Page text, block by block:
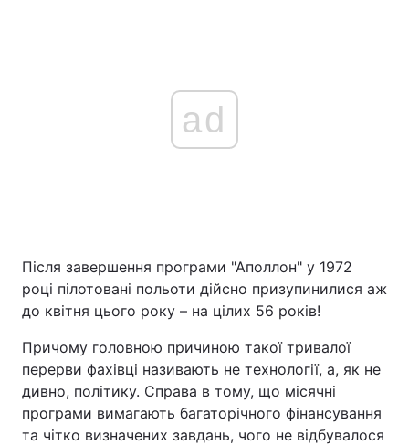
ad
Після завершення програми "Аполлон" у 1972
році пілотовані польоти дійсно призупинилися аж
до квітня цього року – на цілих 56 років!
Причому головною причиною такої тривалої
перерви фахівці називають не технології, а, як не
дивно, політику. Справа в тому, що місячні
програми вимагають багаторічного фінансування
та чітко визначених завдань, чого не відбувалося